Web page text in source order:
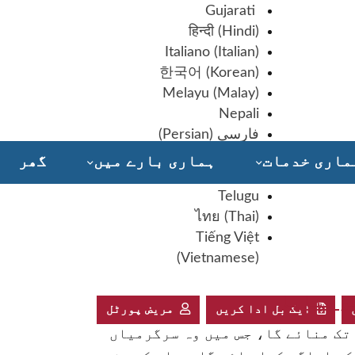
हिन्दी( Hindi)
Italiano( Italian)
한국어 ( Korean)
Melayu ( Malay)
Nepali
فارسی (
Persian
)
Русский
Telugu
ไทย (Thai)
Tiếng Việt
(Vietnamese)
ایک بل ادا کریں مریض پورٹل
گھر ہماری بارے ميں خدمات
دینے کے طریقے – سیڈلر کے لئے ایک دل ہے!
سینٹر نیشنل ہیلتھ سینٹر ویک 3 سے 7 اگست تک منائے گا، جس میں وہ سرگرمیاں